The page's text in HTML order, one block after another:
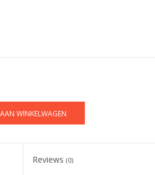
WINKELWAGEN
Reviews (0)